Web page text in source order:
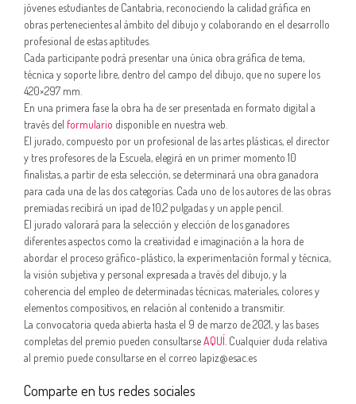
jóvenes estudiantes de Cantabria, reconociendo la calidad gráfica en
obras pertenecientes al ámbito del dibujo y colaborando en el desarrollo
profesional de estas aptitudes.
Cada participante podrá presentar una única obra gráfica de tema,
técnica y soporte libre, dentro del campo del dibujo, que no supere los
420×297 mm.
En una primera fase la obra ha de ser presentada en formato digital a
través del formulario disponible en nuestra web.
El jurado, compuesto por un profesional de las artes plásticas, el director
y tres profesores de la Escuela, elegirá en un primer momento 10
finalistas, a partir de esta selección, se determinará una obra ganadora
para cada una de las dos categorías. Cada uno de los autores de las obras
premiadas recibirá un ipad de 10,2 pulgadas y un apple pencil.
El jurado valorará para la selección y elección de los ganadores
diferentes aspectos como la creatividad e imaginación a la hora de
abordar el proceso gráfico-plástico, la experimentación formal y técnica,
la visión subjetiva y personal expresada a través del dibujo, y la
coherencia del empleo de determinadas técnicas, materiales, colores y
elementos compositivos, en relación al contenido a transmitir.
La convocatoria queda abierta hasta el 9 de marzo de 2021, y las bases
completas del premio pueden consultarseAQUÍ . Cualquier duda relativa
al premio puede consultarse en el correo lapiz@esac.es
Comparte en tus redes sociales